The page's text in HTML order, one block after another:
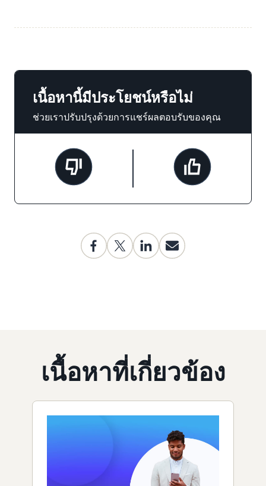
เนื้อหานี้มีประโยชน์หรือไม่
ช่วยเราปรับปรุงด้วยการแชร์ผลตอบรับของคุณ
เนื้อหาที่เกี่ยวข้อง